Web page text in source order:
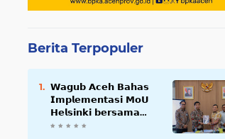
Berita Terpopuler
𝗪𝗮𝗴𝘂𝗯 𝗔𝗰𝗲𝗵 𝗕𝗮𝗵𝗮𝘀
𝗜𝗺𝗽𝗹𝗲𝗺𝗲𝗻𝘁𝗮𝘀𝗶 𝗠𝗼𝗨
𝗛𝗲𝗹𝘀𝗶𝗻𝗸𝗶 𝗯𝗲𝗿𝘀𝗮𝗺𝗮
𝗦𝗲𝗸𝗿𝗲𝘁𝗮𝗿𝗶𝗮𝘁 𝗡𝗲𝗴𝗮𝗿𝗮